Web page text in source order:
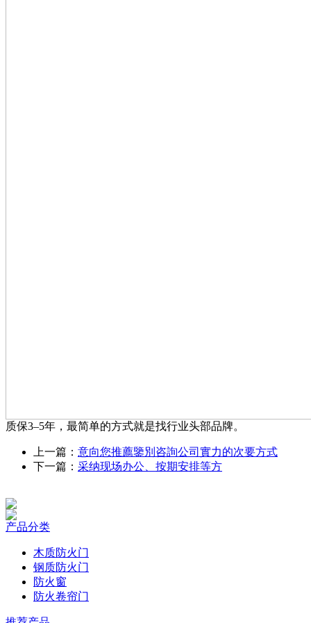
质保3–5年，最简单的方式就是找行业头部品牌。
上一篇： 意向您推薦鑒別咨詢公司實力的次要方式
下一篇： 采纳现场办公、按期安排等方
产品分类
木质防火门
钢质防火门
防火窗
防火卷帘门